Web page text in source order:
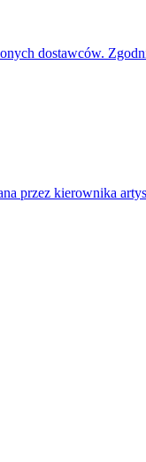
dostawców.
przez kierownika